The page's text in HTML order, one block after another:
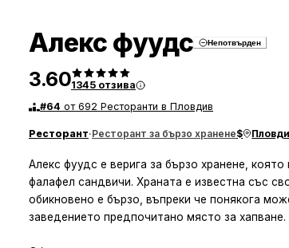
Алекс фуудс Непотвърден
3.601345 отзива
#64 от 692 Ресторанти в Пловдив
Ресторант·Ресторант за бързо хранене$
Алекс фуудс е верига за бързо хранене,
фалафел сандвичи. Храната е известна със
обикновено е бързо, въпреки че понякога
заведението предпочитано място за хапване.